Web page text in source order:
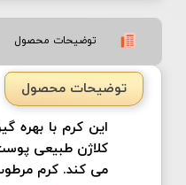
توضیحات محصول
توضیحات محصول
می کند. کرم